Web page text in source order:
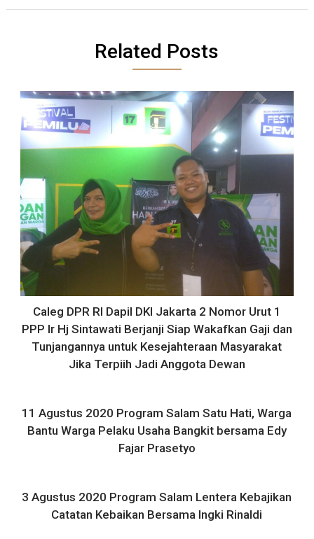
Related Posts
Caleg DPR RI Dapil DKI Jakarta 2 Nomor Urut 1
PPP Ir Hj Sintawati Berjanji Siap Wakafkan Gaji dan
Tunjangannya untuk Kesejahteraan Masyarakat
Jika Terpiih Jadi Anggota Dewan
11 Agustus 2020 Program Salam Satu Hati, Warga
Bantu Warga Pelaku Usaha Bangkit bersama Edy
Fajar Prasetyo
3 Agustus 2020 Program Salam Lentera Kebajikan
Catatan Kebaikan Bersama Ingki Rinaldi